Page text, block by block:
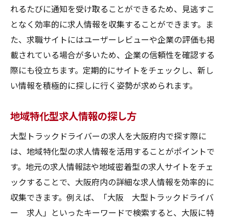
定期購読のメリット
信頼性の高い情報誌の選び方
求人情報の見方とポイント
情報誌を活用した効果的な情報収集
信頼性の高い情報誌の見分け方
信頼性の高い運送会社の公式サイトで大型トラ
公式サイトでの求人情報の信頼度
公式サイトの求人情報の探し方
公式サイトでしか見つからない求人情報
公式サイトの求人情報の更新頻度
公式サイト利用の利便性
れるたびに通知を受け取ることができるため、見逃すこ
となく効率的に求人情報を収集することができます。ま
た、求職サイトにはユーザーレビューや企業の評価も掲
載されている場合が多いため、企業の信頼性を確認する
際にも役立ちます。定期的にサイトをチェックし、新し
い情報を積極的に探しに行く姿勢が求められます。
地域特化型求人情報の探し方
大型トラックドライバーの求人を大阪府内で探す際に
は、地域特化型の求人情報を活用することがポイントで
す。地元の求人情報誌や地域密着型の求人サイトをチェ
ックすることで、大阪府内の詳細な求人情報を効率的に
収集できます。例えば、「大阪 大型トラックドライバ
ー 求人」といったキーワードで検索すると、大阪に特